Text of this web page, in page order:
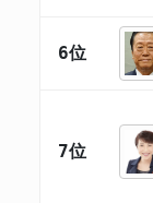
6位
7位